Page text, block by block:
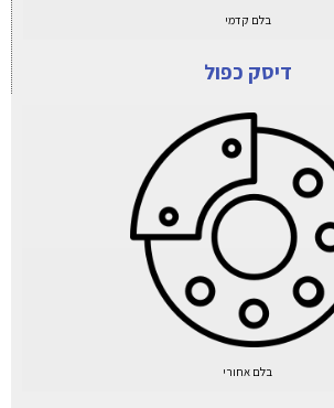
בלם קדמי
דיסק כפול
בלם אחורי